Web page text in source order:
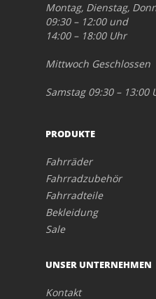
Montag, Dienstag,
09:30 – 12:00 und
14:00 – 18:00 Uhr
Mittwoch Geschlossen
Samstag 09:30 – 13:00
PRODUKTE
Fahrräder
Fahrradzubehör
Fahrradteile
Bekleidung
Sale
UNSER UNTERNEHMEN
Kontakt